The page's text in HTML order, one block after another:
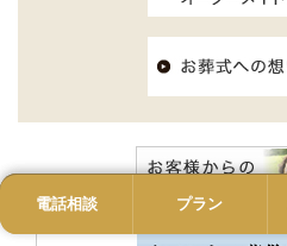
電話 プラン
電話相談 プラン